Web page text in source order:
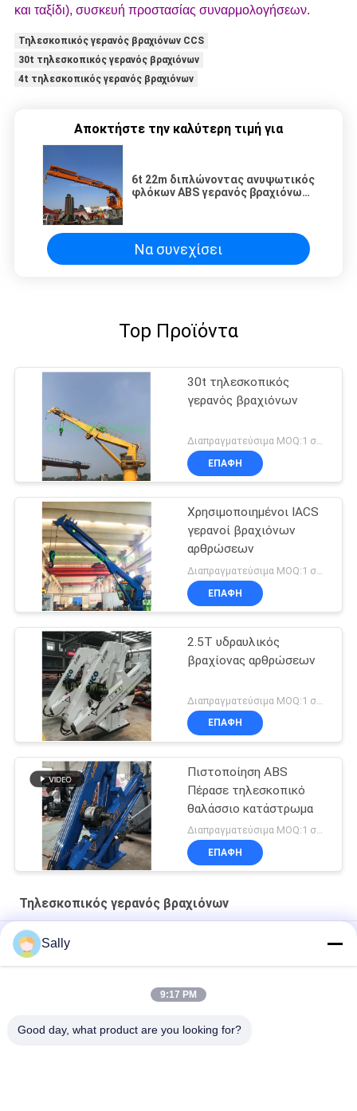
και ταξίδι), συσκευή προστασίας συναρμολογήσεων.
Τηλεσκοπικός γερανός βραχιόνων CCS
30t τηλεσκοπικός γερανός βραχιόνων
4t τηλεσκοπικός γερανός βραχιόνων
Αποκτήστε την καλύτερη τιμή για
6t 22m διπλώνοντας ανυψωτικός
φλόκων ABS γερανός βραχιόνων
Να συνεχίσει
Top Προϊόντα
30t τηλεσκοπικός
γερανός βραχιόνων
ΕΠΑΦΉ
Χρησιμοποιημένοι IACS
γερανοί βραχιόνων
αρθρώσεων
ΕΠΑΦΉ
2.5T υδραυλικός
βραχίονας αρθρώσεων
ΕΠΑΦΉ
Πιστοποίηση ABS
Πέρασε τηλεσκοπικό
θαλάσσιο κατάστρωμα
Διαπραγματεύσιμα MOQ:1 σύνολο
ΕΠΑΦΉ
Τηλεσκοπικός γερανός βραχιόνων
Γερανός ηλεκτρικού μηχανοστασίου 10 τόνων για πλοίο
Υδραυλικός Τηλεσκοπικός Γερανός Αποβάθρας 12T10M
Θαλάσσιο υδραυλικό 3t 30m άσπρος τηλεσκοπικός γερανός
Sally
9:17 PM
Good day, what product are you looking for?